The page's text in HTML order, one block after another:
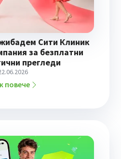
Сити Клиник
за безплатни
прегледи
повече